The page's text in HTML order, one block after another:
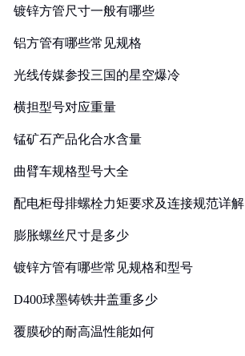
镀锌方管尺寸一般有哪些
铝方管有哪些常见规格
光线传媒参投三国的星空爆冷
横担型号对应重量
锰矿石产品化合水含量
曲臂车规格型号大全
配电柜母排螺栓力矩要求及连接规范详解
膨胀螺丝尺寸是多少
镀锌方管有哪些常见规格和型号
D400球墨铸铁井盖重多少
覆膜砂的耐高温性能如何